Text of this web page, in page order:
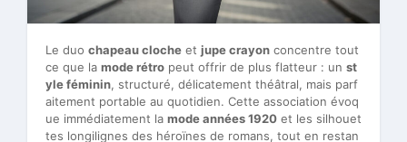
Le duo chapeau cloche et jupe crayon concentre tout
ce que la mode rétro peut offrir de plus flatteur : un st
yle féminin, structuré, délicatement théâtral, mais parf
aitement portable au quotidien. Cette association évoq
ue immédiatement la mode années 1920 et les silhouet
tes longilignes des héroïnes de romans, tout en restan